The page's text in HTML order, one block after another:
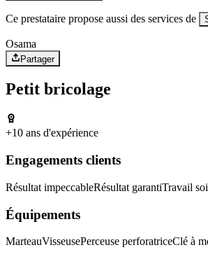
Ce prestataire propose aussi des services de
Osama
Partager
Petit bricolage
+10 ans d'expérience
Engagements clients
Résultat impeccableRésultat garantiTravail
Équipements
MarteauVisseusePerceuse perforatriceClé à